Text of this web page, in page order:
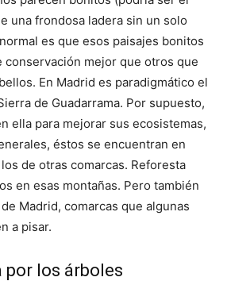
una frondosa ladera sin un solo
es que esos paisajes bonitos
conservación mejor que otros que
En Madrid es paradigmático el
de Guadarrama. Por supuesto,
ella para mejorar sus ecosistemas,
éstos se encuentran en
de otras comarcas. Reforesta
en esas montañas. Pero también
Madrid, comarcas que algunas
a pisar.
por los árboles